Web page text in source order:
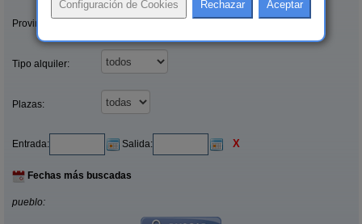
Provincias/Islas:
Tipo alquiler:
Plazas:
Entrada: Salida: X
Fechas más buscadas
pueblo: